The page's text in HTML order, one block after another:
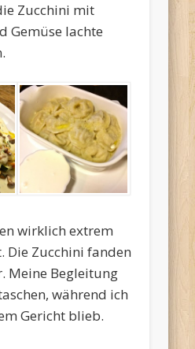
Zucchini mit
Gemüse lachte
wirklich extrem
Die Zucchini fanden
Meine Begleitung
während ich
Gericht blieb.